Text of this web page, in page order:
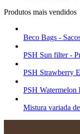
Produtos mais vendidos
Beco Bags -
PSH Sun filter -
PSH Strawberry
PSH Watermelon
Mistura variada